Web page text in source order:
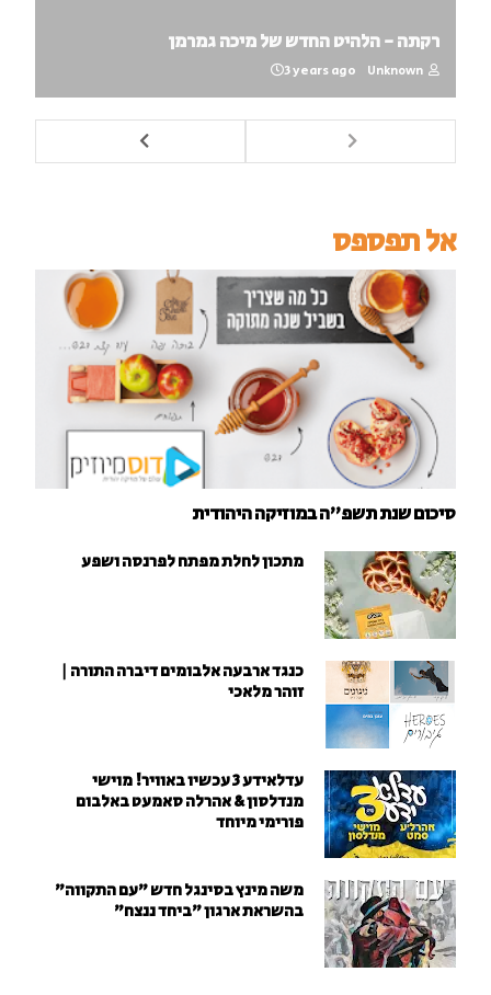
רקתה - הלהיט החדש של מיכה גמרמן
Unknown
3 years ago
אל תפספס
סיכום שנת תשפ"ה במוזיקה היהודית
מתכון לחלת מפתח לפרנסה ושפע
כנגד ארבעה אלבומים דיברה התורה |
זוהר מלאכי
עדלאידע 3 עכשיו באוויר! מוישי
מנדלסון & אהרלה סאמעט באלבום
פורימי מיוחד
משה מינץ בסינגל חדש ״עם התקווה״
בהשראת ארגון "ביחד ננצח"